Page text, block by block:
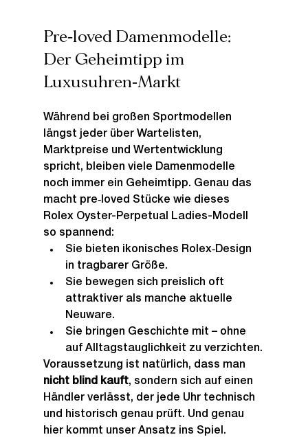
Pre‑loved Damenmodelle:
Der Geheimtipp im
Luxusuhren‑Markt
Während bei großen Sportmodellen
längst jeder über Wartelisten,
Marktpreise und Wertentwicklung
spricht, bleiben viele Damenmodelle
noch immer ein Geheimtipp. Genau das
macht pre‑loved Stücke wie dieses
Rolex Oyster-Perpetual Ladies-Modell
so spannend:
Sie bieten ikonisches Rolex‑Design
in tragbarer Größe.
Sie bewegen sich preislich oft
attraktiver als manche aktuelle
Neuware.
Sie bringen Geschichte mit – ohne
auf Alltagstauglichkeit zu verzichten.
Voraussetzung ist natürlich, dass man
nicht blind kauft, sondern sich auf einen
Händler verlässt, der jede Uhr technisch
und historisch genau prüft. Und genau
hier kommt unser Ansatz ins Spiel.